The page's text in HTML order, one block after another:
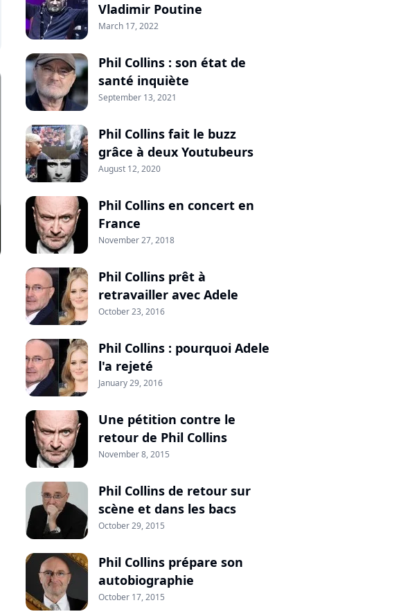
Vladimir Poutine
March 17, 2022
Phil Collins : son état de
santé inquiète
September 13, 2021
Phil Collins fait le buzz
grâce à deux Youtubeurs
August 12, 2020
Phil Collins en concert en
France
November 27, 2018
Phil Collins prêt à
retravailler avec Adele
October 23, 2016
Phil Collins : pourquoi Adele
l'a rejeté
January 29, 2016
Une pétition contre le
retour de Phil Collins
November 8, 2015
Phil Collins de retour sur
scène et dans les bacs
October 29, 2015
Phil Collins prépare son
autobiographie
October 17, 2015